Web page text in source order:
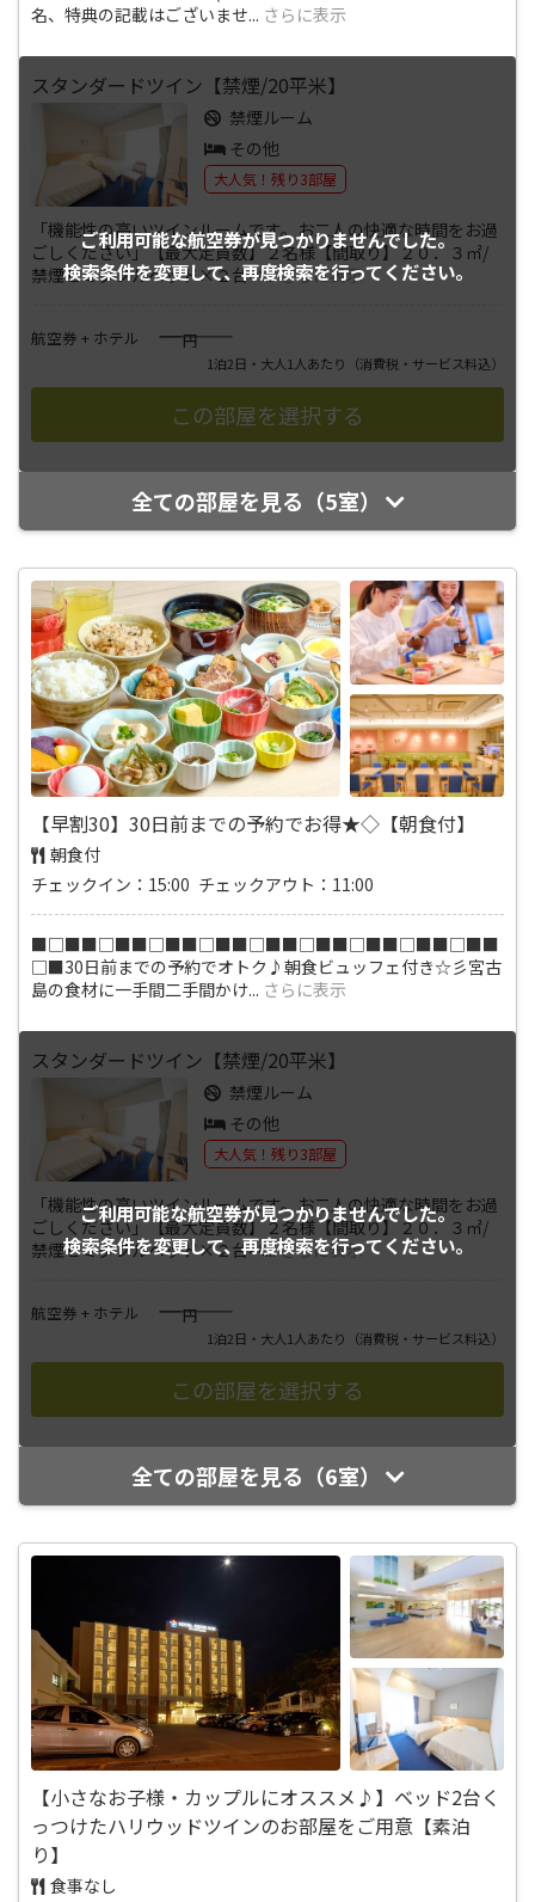
名、特典の記載はございませ... さらに表示
ご利用可能な航空券が見つかりませんでした。
検索条件を変更して、再度検索を行ってください。
スタンダードツイン【禁煙/20平米】
禁煙ルーム
その他
大人気！残り3部屋
「機能性の高いツインルームです。お二人の快適な時間をお過
ごしください」【最大定員数】２名様【間取り】２０．３㎡/
禁煙セミダブルベッド×２台ベ...さらに表示
航空券 + ホテル ――――円
1泊2日・大人1人あたり （消費税・サービス料込）
全ての部屋を見る（5室）
【早割30】30日前までの予約でお得★◇【朝食付】
朝食付
チェックイン：15:00 チェックアウト：11:00
■□■■□■■□■■□■■□■■□■■□■■□■■□■■
□■30日前までの予約でオトク♪朝食ビュッフェ付き☆彡宮古
島の食材に一手間二手間かけ... さらに表示
ご利用可能な航空券が見つかりませんでした。
検索条件を変更して、再度検索を行ってください。
スタンダードツイン【禁煙/20平米】
禁煙ルーム
その他
大人気！残り3部屋
「機能性の高いツインルームです。お二人の快適な時間をお過
ごしください」【最大定員数】２名様【間取り】２０．３㎡/
禁煙セミダブルベッド×２台ベ...さらに表示
航空券 + ホテル ――――円
1泊2日・大人1人あたり （消費税・サービス料込）
全ての部屋を見る（6室）
【小さなお子様・カップルにオススメ♪】ベッド2台く
っつけたハリウッドツインのお部屋をご用意【素泊
り】
食事なし